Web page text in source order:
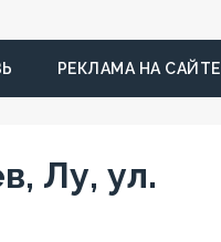
РЕКЛАМА НА САЙТЕ
Лу, ул.